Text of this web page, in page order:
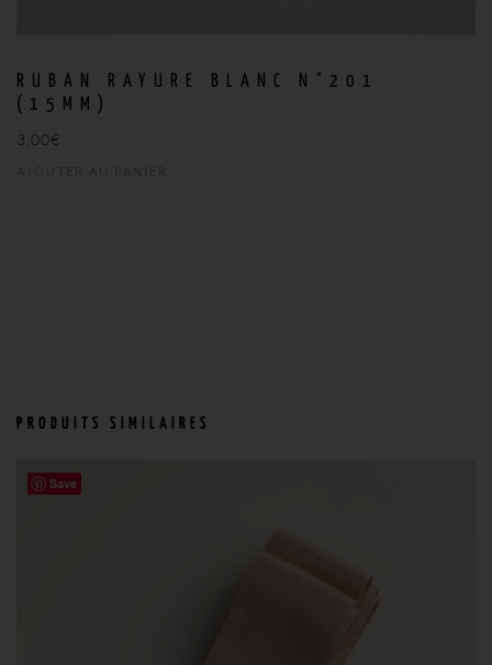
RUBAN RAYURE BLANC N°201
(15MM)
3,00€
AJOUTER AU PANIER
PRODUITS SIMILAIRES
Save